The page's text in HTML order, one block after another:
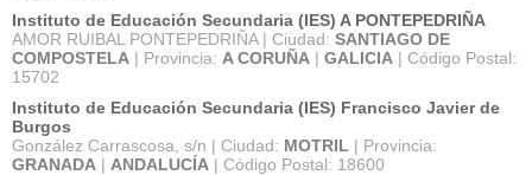
Instituto de Educación Secundaria (IES) A PONTEPEDRIÑA
AMOR RUIBAL PONTEPEDRIÑA | Ciudad: SANTIAGO DE
COMPOSTELA | Provincia: A CORUÑA | GALICIA | Código Postal:
15702
Instituto de Educación Secundaria (IES) Francisco Javier de
Burgos
González Carrascosa, s/n | Ciudad: MOTRIL | Provincia:
GRANADA | ANDALUCÍA | Código Postal: 18600